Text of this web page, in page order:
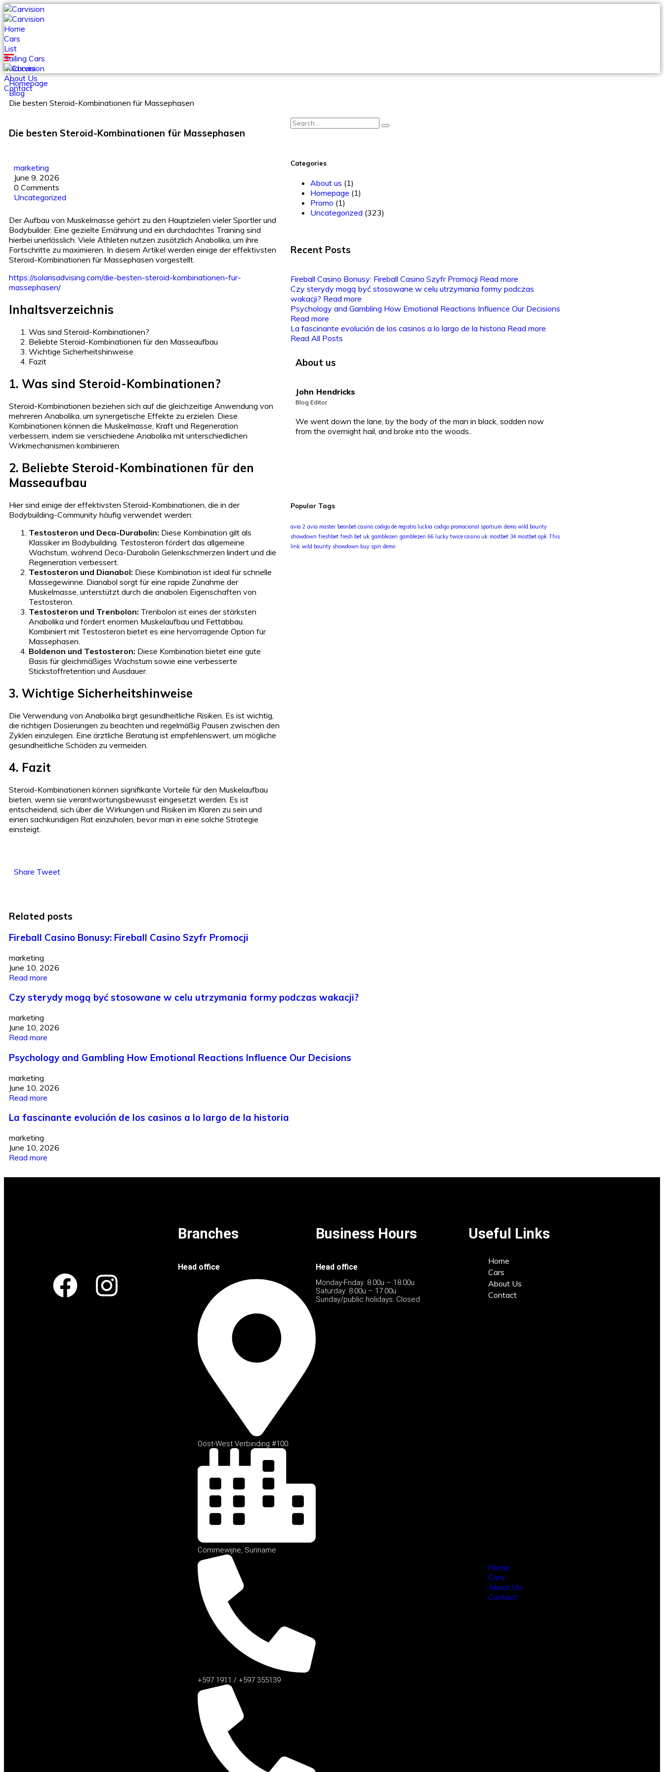
Home
Cars
List
Sailing Cars
Sold cars
About Us
Contact
Homepage
Blog
Die besten Steroid-Kombinationen für Massephasen
Die besten Steroid-Kombinationen für Massephasen
marketing
June 9, 2026
0 Comments
Uncategorized
Der Aufbau von Muskelmasse gehört zu den Hauptzielen vieler Sportler und
Bodybuilder. Eine gezielte Ernährung und ein durchdachtes Training sind
hierbei unerlässlich. Viele Athleten nutzen zusätzlich Anabolika, um ihre
Fortschritte zu maximieren. In diesem Artikel werden einige der effektivsten
Steroid-Kombinationen für Massephasen vorgestellt.
https://solarisadvising.com/die-besten-steroid-kombinationen-fur-
massephasen/
Inhaltsverzeichnis
Was sind Steroid-Kombinationen?
Beliebte Steroid-Kombinationen für den Masseaufbau
Wichtige Sicherheitshinweise
Fazit
1. Was sind Steroid-Kombinationen?
Steroid-Kombinationen beziehen sich auf die gleichzeitige Anwendung von
mehreren Anabolika, um synergetische Effekte zu erzielen. Diese
Kombinationen können die Muskelmasse, Kraft und Regeneration
verbessern, indem sie verschiedene Anabolika mit unterschiedlichen
Wirkmechanismen kombinieren.
2. Beliebte Steroid-Kombinationen für den
Masseaufbau
Hier sind einige der effektivsten Steroid-Kombinationen, die in der
Bodybuilding-Community häufig verwendet werden:
Testosteron und Deca-Durabolin: Diese Kombination gilt als
Klassiker im Bodybuilding. Testosteron fördert das allgemeine
Wachstum, während Deca-Durabolin Gelenkschmerzen lindert und die
Regeneration verbessert.
Testosteron und Dianabol: Diese Kombination ist ideal für schnelle
Massegewinne. Dianabol sorgt für eine rapide Zunahme der
Muskelmasse, unterstützt durch die anabolen Eigenschaften von
Testosteron.
Testosteron und Trenbolon: Trenbolon ist eines der stärksten
Anabolika und fördert enormen Muskelaufbau und Fettabbau.
Kombiniert mit Testosteron bietet es eine hervorragende Option für
Massephasen.
Boldenon und Testosteron: Diese Kombination bietet eine gute
Basis für gleichmäßiges Wachstum sowie eine verbesserte
Stickstoffretention und Ausdauer.
3. Wichtige Sicherheitshinweise
Die Verwendung von Anabolika birgt gesundheitliche Risiken. Es ist wichtig,
die richtigen Dosierungen zu beachten und regelmäßig Pausen zwischen den
Zyklen einzulegen. Eine ärztliche Beratung ist empfehlenswert, um mögliche
gesundheitliche Schäden zu vermeiden.
4. Fazit
Steroid-Kombinationen können signifikante Vorteile für den Muskelaufbau
bieten, wenn sie verantwortungsbewusst eingesetzt werden. Es ist
entscheidend, sich über die Wirkungen und Risiken im Klaren zu sein und
einen sachkundigen Rat einzuholen, bevor man in eine solche Strategie
einsteigt.
Share Tweet
Categories
About us (1)
Homepage (1)
Promo (1)
Uncategorized (323)
Recent Posts
Fireball Casino Bonusy: Fireball Casino Szyfr Promocji Read more
Czy sterydy mogą być stosowane w celu utrzymania formy podczas
wakacji? Read more
Psychology and Gambling How Emotional Reactions Influence Our Decisions
Read more
La fascinante evolución de los casinos a lo largo de la historia Read more
Read All Posts
About us
John Hendricks
Blog Editor
We went down the lane, by the body of the man in black, sodden now
from the overnight hail, and broke into the woods..
Popular Tags
avia 2 avia master beonbet casino codigo de registro luckia codigo promocional sportium demo wild bounty
showdown freshbet fresh bet uk gamblezen gamblezen 66 lucky twice casino uk mostbet 34 mostbet apk This
link wild bounty showdown buy spin demo
Related posts
Fireball Casino Bonusy: Fireball Casino Szyfr Promocji
marketing
June 10, 2026
Read more
Czy sterydy mogą być stosowane w celu utrzymania formy podczas wakacji?
marketing
June 10, 2026
Read more
Psychology and Gambling How Emotional Reactions Influence Our Decisions
marketing
June 10, 2026
Read more
La fascinante evolución de los casinos a lo largo de la historia
marketing
June 10, 2026
Read more
Branches Business Hours
Head office
Oost-West Verbinding #100
Commewijne, Suriname
+597 1911 / +597 355139
Head office
Monday-Friday: 8.00u – 18.00u
Saturday: 8.00u – 17.00u
Sunday/public holidays: Closed
Useful Links
Home
Cars
About Us
Contact
Home
Cars
About Us
Contact